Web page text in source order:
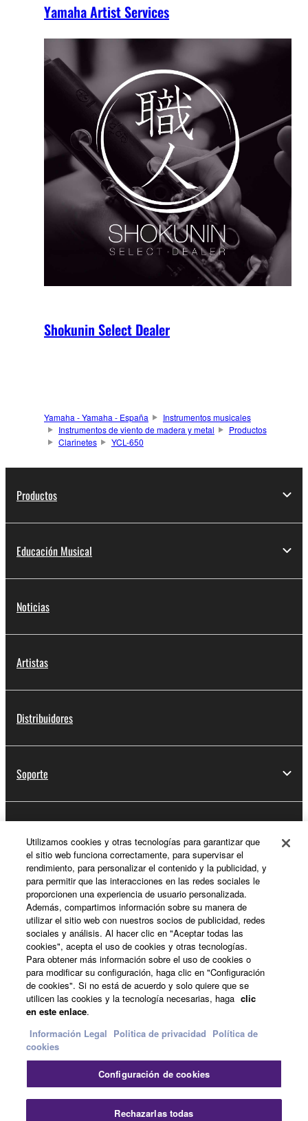
Yamaha Artist Services
Shokunin Select Dealer
Yamaha - Yamaha - España
Instrumentos musicales
Instrumentos de viento de madera y metal
Productos
Clarinetes
YCL-650
Productos
Educación Musical
Noticias
Artistas
Distribuidores
Soporte
Acerca de Yamaha
España - Spanish
Empresa
Contacte con nosotrosTerminos de uso
Politica de privacidadPolítica de cookies
Utilizamos cookies y otras tecnologías para garantizar que
el sitio web funciona correctamente, para supervisar el
rendimiento, para personalizar el contenido y la publicidad, y
para permitir que las interacciones en las redes sociales le
proporcionen una experiencia de usuario personalizada.
Además, compartimos información sobre su manera de
utilizar el sitio web con nuestros socios de publicidad, redes
sociales y análisis. Al hacer clic en "Aceptar todas las
cookies", acepta el uso de cookies y otras tecnologías.
Para obtener más información sobre el uso de cookies o
para modificar su configuración, haga clic en "Configuración
de cookies". Si no está de acuerdo y solo quiere que se
utilicen las cookies y la tecnología necesarias, haga clic
en este enlace.
Información Legal Politica de privacidad Política de
cookies
Configuración de cookies
Rechazarlas todas